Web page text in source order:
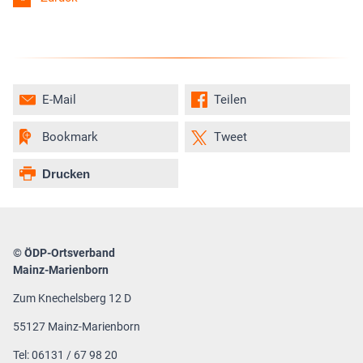
Teilen
Tweet
E-Mail
Bookmark
Drucken
© ÖDP-Ortsverband
Mainz-Marienborn
Zum Knechelsberg 12 D
55127 Mainz-Marienborn
Tel: 06131 / 67 98 20